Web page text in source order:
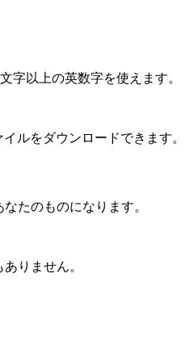
字以上の英数字を使えます。
ルをダウンロードできます。
たのものになります。
りません。